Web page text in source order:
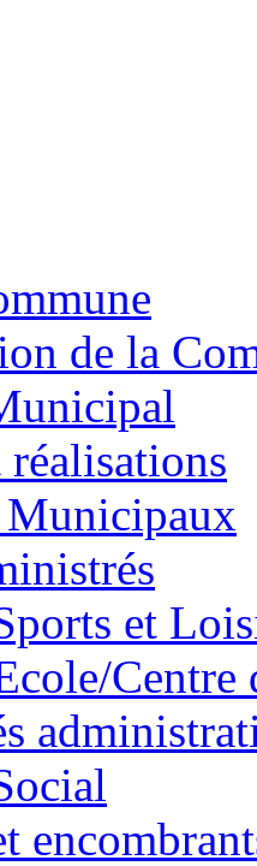
de la
réalisations
et
Centre